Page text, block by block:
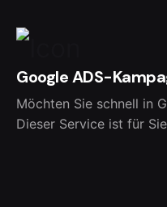
Google ADS-
Möchten Sie schnell in
Dieser Service ist für